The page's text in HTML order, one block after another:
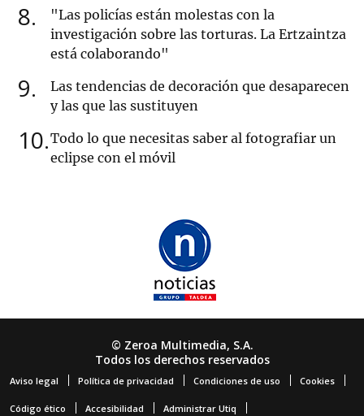
8
"Las policías están molestas con la
investigación sobre las torturas. La Ertzaintza
está colaborando"
9
Las tendencias de decoración que desaparecen
y las que las sustituyen
10 Todo lo que necesitas saber al fotografiar un
eclipse con el móvil
© Zeroa Multimedia, S.A.
Todos los derechos reservados
Aviso legal Política de privacidad Condiciones de uso Cookies
Código ético Accesibilidad Administrar Utiq